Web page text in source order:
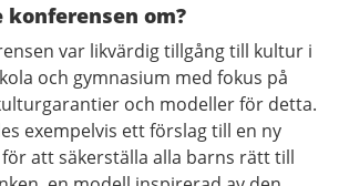
konferensen om?
var likvärdig tillgång till kultur i
och gymnasium med fokus på
och modeller för detta.
exempelvis ett förslag till en ny
att säkerställa alla barns rätt till